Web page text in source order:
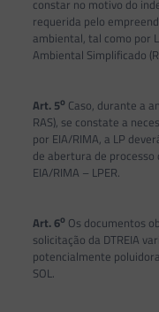
constar no motivo do
requerida pelo
ambiental, tal como por
Ambiental Simplificado
Art. 5o Caso, durante a
RAS), se constate a
por EIA/RIMA, a LP
de abertura de processo
EIA/RIMA – LPER.
Art. 6o Os documentos
solicitação da DTREIA
potencialmente
SOL.